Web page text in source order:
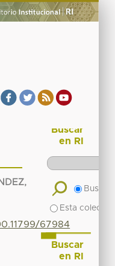
67984
Buscar
en RI
Buscar
Esta
Buscar
en RI